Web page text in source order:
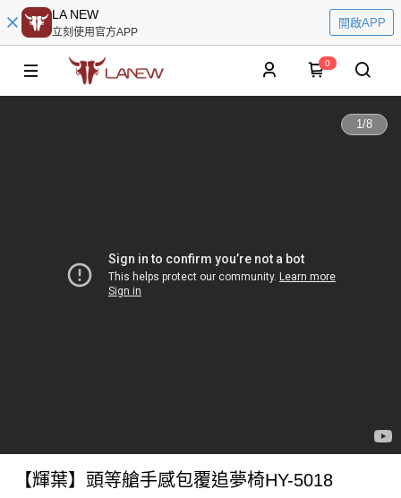
LA NEW
立刻使用官方APP
開啟APP
0
1/8
【輝葉】頭等艙手感包覆追夢椅HY-5018